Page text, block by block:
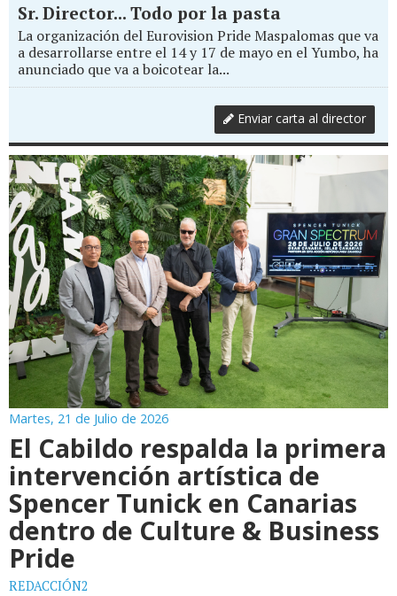
Sr. Director... Todo por la pasta
La organización del Eurovision Pride Maspalomas que va
a desarrollarse entre el 14 y 17 de mayo en el Yumbo, ha
anunciado que va a boicotear la...
Enviar carta al director
Martes, 21 de Julio de 2026
El Cabildo respalda la primera
intervención artística de
Spencer Tunick en Canarias
dentro de Culture & Business
Pride
REDACCIÓN2